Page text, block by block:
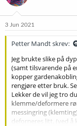
3 Jun 2021
Petter Mandt skrev:
Jeg brukte slike på
(samt tilsvarende på
kopper
rengjøre etter bruk.
Lekker de vil jeg tro
klemme/deformere
messingring
deforneres litt, (ved å